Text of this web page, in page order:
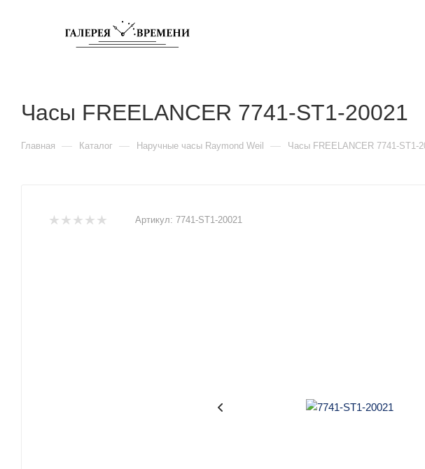
Часы FREELANCER 7741-ST1-20021
Главная — Каталог — Наручные часы Raymond Weil — Часы FREELANCER 7741-ST1-
Артикул: 7741-ST1-20021